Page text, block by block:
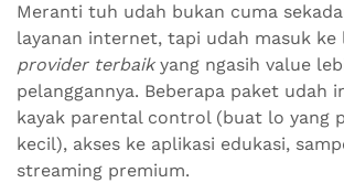
Meranti tuh udah bukan cuma
layanan internet, tapi udah masuk ke
provider terbaikyang ngasih value
pelanggannya. Beberapa paket udah
kayak parental control (buat lo yang
kecil), akses ke aplikasi edukasi,
streaming premium.